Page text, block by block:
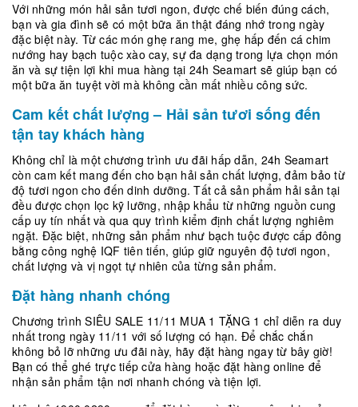
Với những món hải sản tươi ngon, được chế biến đúng cách,
bạn và gia đình sẽ có một bữa ăn thật đáng nhớ trong ngày
đặc biệt này. Từ các món ghẹ rang me, ghẹ hấp đến cá chim
nướng hay bạch tuộc xào cay, sự đa dạng trong lựa chọn món
ăn và sự tiện lợi khi mua hàng tại 24h Seamart sẽ giúp bạn có
một bữa ăn tuyệt vời mà không cần mất nhiều công sức.
Cam kết chất lượng – Hải sản tươi sống đến
tận tay khách hàng
Không chỉ là một chương trình ưu đãi hấp dẫn, 24h Seamart
còn cam kết mang đến cho bạn hải sản chất lượng, đảm bảo từ
độ tươi ngon cho đến dinh dưỡng. Tất cả sản phẩm hải sản tại
đều được chọn lọc kỹ lưỡng, nhập khẩu từ những nguồn cung
cấp uy tín nhất và qua quy trình kiểm định chất lượng nghiêm
ngặt. Đặc biệt, những sản phẩm như bạch tuộc được cấp đông
bằng công nghệ IQF tiên tiến, giúp giữ nguyên độ tươi ngon,
chất lượng và vị ngọt tự nhiên của từng sản phẩm.
Đặt hàng nhanh chóng
Chương trình SIÊU SALE 11/11 MUA 1 TẶNG 1 chỉ diễn ra duy
nhất trong ngày 11/11 với số lượng có hạn. Để chắc chắn
không bỏ lỡ những ưu đãi này, hãy đặt hàng ngay từ bây giờ!
Bạn có thể ghé trực tiếp cửa hàng hoặc đặt hàng online để
nhận sản phẩm tận nơi nhanh chóng và tiện lợi.